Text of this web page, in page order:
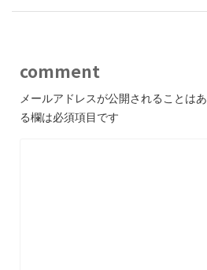
comment
メールアドレスが公開されることはあ
る欄は必須項目です